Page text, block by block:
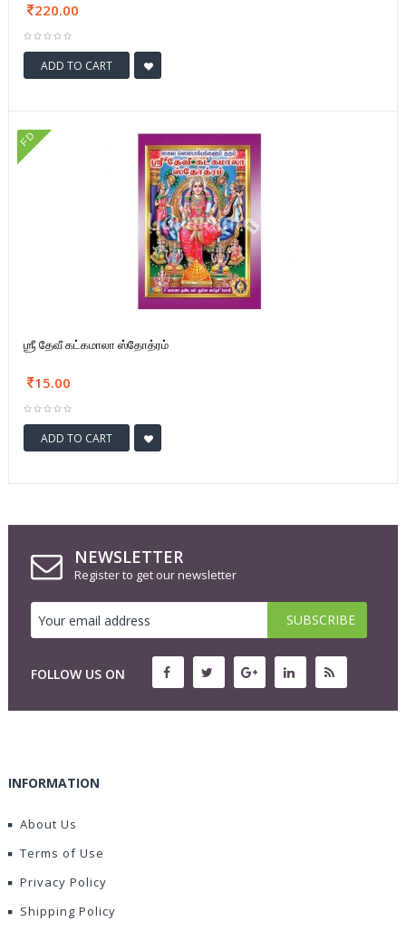
220.00
ADD TO CART
FD
ஶ்ரீ தேவீ கட்கமாலா ஸ்தோத்ரம்
15.00
ADD TO CART
NEWSLETTER
Register to get our newsletter
FOLLOW US ON
INFORMATION
About Us
Terms of Use
Privacy Policy
Shipping Policy